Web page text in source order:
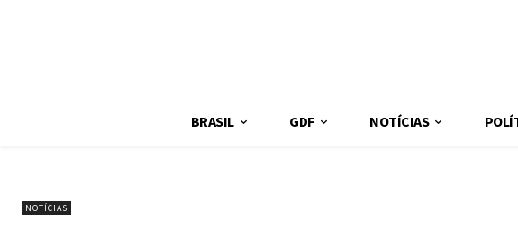
BRASIL GDF NOTÍCIAS
NOTÍCIAS